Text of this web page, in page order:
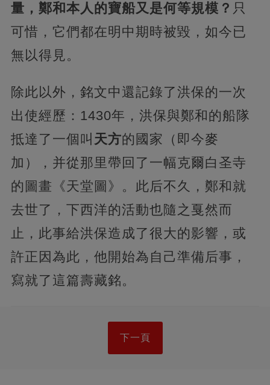
量，鄭和本人的寶船又是何等規模？ 只
可惜，它們都在明中期時被毀，如今已
無以得見。
除此以外，銘文中還記錄了洪保的一次
出使經歷：1430年，洪保與鄭和的船隊
抵達了一個叫 天方的國家（即今麥
加），并從那里帶回了一幅克爾白圣寺
的圖畫《天堂圖》。此后不久，鄭和就
去世了，下西洋的活動也隨之戛然而
止，此事給洪保造成了很大的影響，或
許正因為此，他開始為自己準備后事，
寫就了這篇壽藏銘。
下一頁